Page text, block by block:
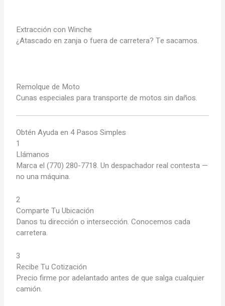
Extracción con Winche
¿Atascado en zanja o fuera de carretera? Te sacamos.
Remolque de Moto
Cunas especiales para transporte de motos sin daños.
Obtén Ayuda en 4 Pasos Simples
1
Llámanos
Marca el (770) 280-7718. Un despachador real contesta —
no una máquina.
2
Comparte Tu Ubicación
Danos tu dirección o intersección. Conocemos cada
carretera.
3
Recibe Tu Cotización
Precio firme por adelantado antes de que salga cualquier
camión.